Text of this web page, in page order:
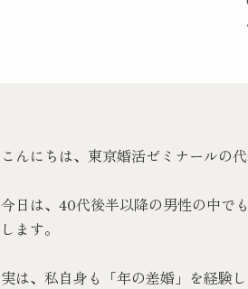
こんにちは、 東京婚活ゼミナールの
今日は、40代後半以降の男性の中で
します。
実は、私自身も「年の差婚」を経験し